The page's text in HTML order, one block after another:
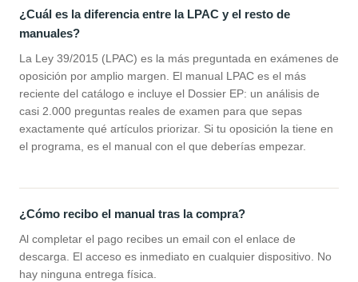
¿Cuál es la diferencia entre la LPAC y el resto de
manuales?
La Ley 39/2015 (LPAC) es la más preguntada en exámenes de
oposición por amplio margen. El manual LPAC es el más
reciente del catálogo e incluye el Dossier EP: un análisis de
casi 2.000 preguntas reales de examen para que sepas
exactamente qué artículos priorizar. Si tu oposición la tiene en
el programa, es el manual con el que deberías empezar.
¿Cómo recibo el manual tras la compra?
Al completar el pago recibes un email con el enlace de
descarga. El acceso es inmediato en cualquier dispositivo. No
hay ninguna entrega física.